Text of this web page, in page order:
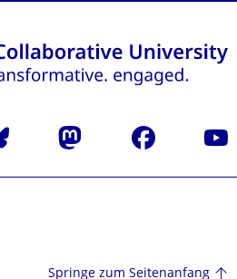
Mastodon Facebook
Springe zum Seitenanfang